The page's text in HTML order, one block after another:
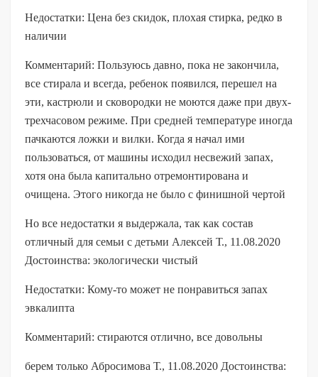
Недостатки: Цена без скидок, плохая стирка, редко в
наличии
Комментарий: Пользуюсь давно, пока не закончила,
все стирала и всегда, ребенок появился, перешел на
эти, кастрюли и сковородки не моются даже при двух-
трехчасовом режиме. При средней температуре иногда
пачкаются ложки и вилки. Когда я начал ими
пользоваться, от машины исходил несвежий запах,
хотя она была капитально отремонтирована и
очищена. Этого никогда не было с финишной чертой
Но все недостатки я выдержала, так как состав
отличный для семьи с детьми Алексей Т., 11.08.2020
Достоинства: экологически чистый
Недостатки: Кому-то может не понравиться запах
эвкалипта
Комментарий: стираются отлично, все довольны
берем только Абросимова Т., 11.08.2020 Достоинства: